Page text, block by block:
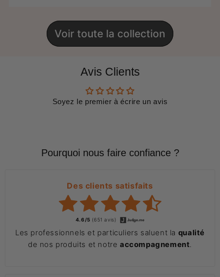
Voir toute la collection
Avis Clients
Soyez le premier à écrire un avis
Pourquoi nous faire confiance ?
Des clients satisfaits
4.6/5 (651 avis)
Les professionnels et particuliers saluent la qualité
de nos produits et notre accompagnement.